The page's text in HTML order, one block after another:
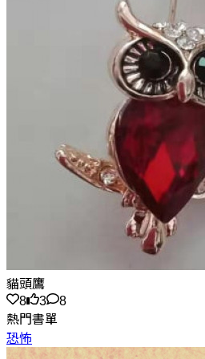
貓頭鷹
8
3
8
熱門書單
恐怖